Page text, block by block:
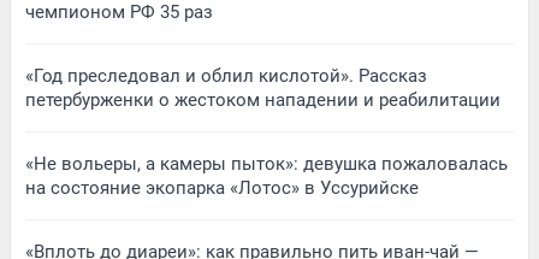
чемпионом РФ 35 раз
«Год преследовал и облил кислотой». Рассказ
петербурженки о жестоком нападении и реабилитации
«Не вольеры, а камеры пыток»: девушка пожаловалась
на состояние экопарка «Лотос» в Уссурийске
«Вплоть до диареи»: как правильно пить иван-чай —